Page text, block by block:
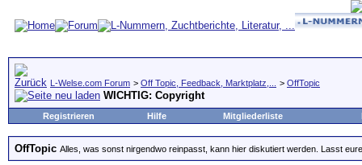
L-Welse.com Forum > Off Topic, Feedback, Marktplatz,... > OffTopic
WICHTIG: Copyright
Registrieren Hilfe Mitgliederliste
OffTopic Alles, was sonst nirgendwo reinpasst, kann hier diskutiert werden. Lasst